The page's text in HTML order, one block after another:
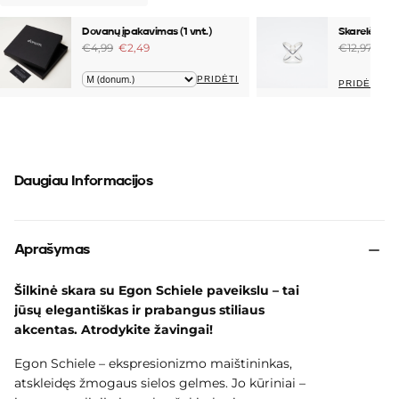
Dovanų įpakavimas (1 vnt.)
€4,99 €2,49
PRIDĖTI
Skarelės
€12,97
PRIDĖTI
Daugiau Informacijos
Aprašymas
Šilkinė skara su Egon Schiele paveikslu – tai
jūsų elegantiškas ir prabangus stiliaus
akcentas. Atrodykite žavingai!
Egon Schiele – ekspresionizmo maištininkas,
atskleidęs žmogaus sielos gelmes. Jo kūriniai –